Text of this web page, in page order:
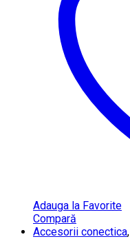
Adauga la Favorite
Compară
Accesorii conectica,